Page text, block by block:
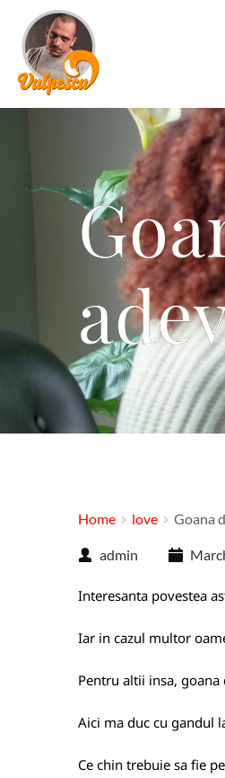
Home love Goana
admin
Interesanta povestea
Iar in cazul multor
Pentru altii insa,
Aici ma duc cu gandul
Ce chin trebuie sa fie